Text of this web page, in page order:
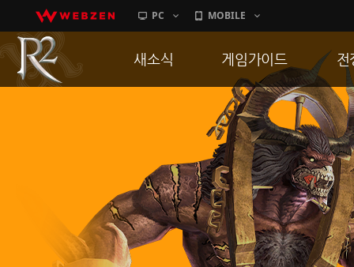
PC MOBILE
새소식
이벤트
히스토리
PC방으로간다
게임가이드
게임 특징
서버가이드
신병훈련소
세부가이드
통합보급센터
전
통
공